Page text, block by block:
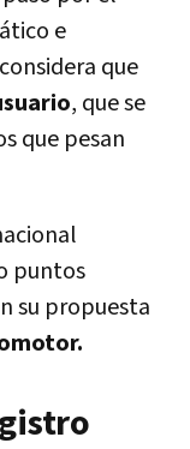
e
que
, que se
que pesan
puntos
su propuesta